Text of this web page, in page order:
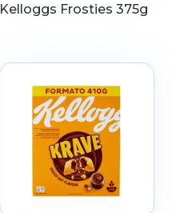
Kelloggs Frosties 375g